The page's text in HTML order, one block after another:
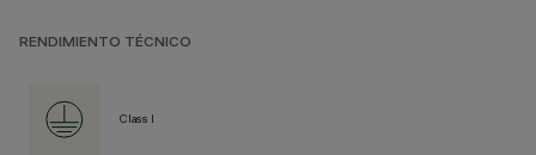
RENDIMIENTO TÉCNICO
Class I